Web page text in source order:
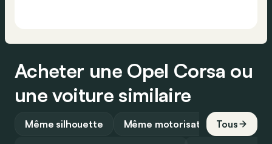
Acheter une Opel Corsa ou
une voiture similaire
Même silhouette Même motorisation Tous